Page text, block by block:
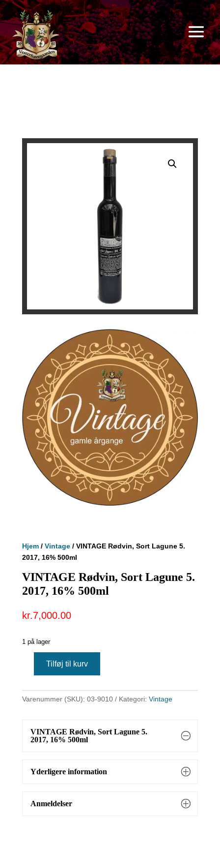
Hjem/ Vintage/ VINTAGE Rødvin, Sort Lagune 5.
2017, 16% 500ml
VINTAGE Rødvin, Sort Lagune 5.
2017, 16% 500ml
kr.7,000.00
1 på lager
VINTAGE
Sort
Lagune
16%
Tilføj til kurv
Varenummer (SKU): 03-9010 Kategori: Vintage
VINTAGE Rødvin, Sort Lagune 5.
2017, 16% 500ml
Yderligere information
Anmeldelser